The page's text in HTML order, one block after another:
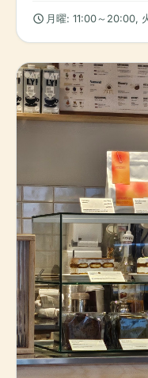
schedule 月曜: 11:00～20:00,